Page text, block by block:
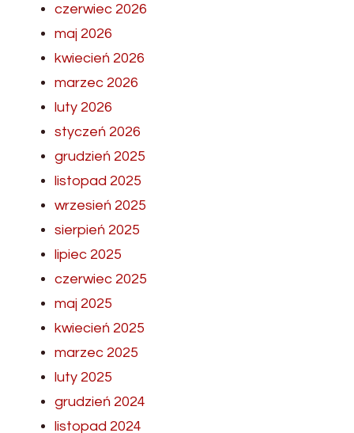
czerwiec 2026
maj 2026
kwiecień 2026
marzec 2026
luty 2026
styczeń 2026
grudzień 2025
listopad 2025
wrzesień 2025
sierpień 2025
lipiec 2025
czerwiec 2025
maj 2025
kwiecień 2025
marzec 2025
luty 2025
grudzień 2024
listopad 2024